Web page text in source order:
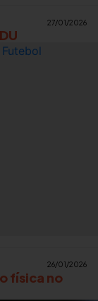
27/01/2026
26/01/2026
física no